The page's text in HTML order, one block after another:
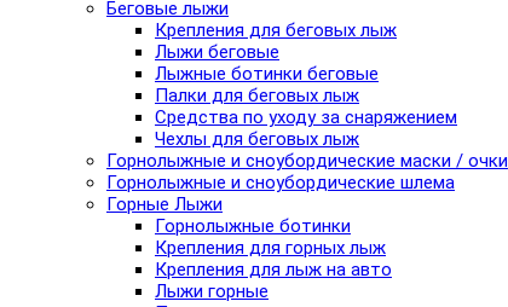
Беговые лыжи
Крепления для беговых лыж
Лыжи беговые
Лыжные ботинки беговые
Палки для беговых лыж
Средства по уходу за снаряжением
Чехлы для беговых лыж
Горнолыжные и сноубордические маски / очки
Горнолыжные и сноубордические шлема
Горные Лыжи
Горнолыжные ботинки
Крепления для горных лыж
Крепления для лыж на авто
Лыжи горные